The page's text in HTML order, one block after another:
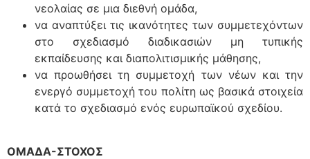
νεολαίας σε μια διεθνή ομάδα,
να αναπτύξει τις ικανότητες των συμμετεχόντων
στο σχεδιασμό διαδικασιών μη τυπικής
εκπαίδευσης και διαπολιτισμικής μάθησης,
να προωθήσει τη συμμετοχή των νέων και την
ενεργό συμμετοχή του πολίτη ως βασικά στοιχεία
κατά το σχεδιασμό ενός ευρωπαϊκού σχεδίου.
ΟΜΑΔΑ-ΣΤΟΧΟΣ